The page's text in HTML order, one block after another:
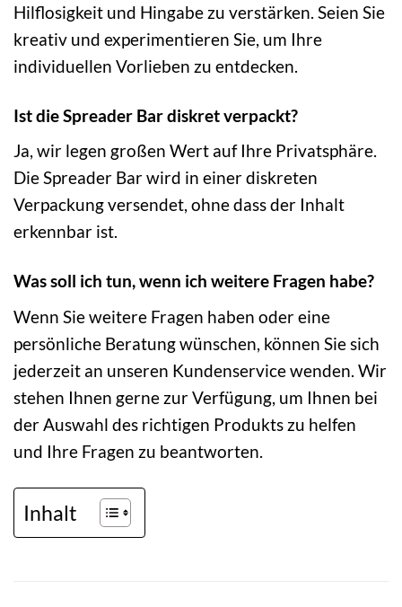
Hilflosigkeit und Hingabe zu verstärken. Seien Sie
kreativ und experimentieren Sie, um Ihre
individuellen Vorlieben zu entdecken.
Ist die Spreader Bar diskret verpackt?
Ja, wir legen großen Wert auf Ihre Privatsphäre.
Die Spreader Bar wird in einer diskreten
Verpackung versendet, ohne dass der Inhalt
erkennbar ist.
Was soll ich tun, wenn ich weitere Fragen habe?
Wenn Sie weitere Fragen haben oder eine
persönliche Beratung wünschen, können Sie sich
jederzeit an unseren Kundenservice wenden. Wir
stehen Ihnen gerne zur Verfügung, um Ihnen bei
der Auswahl des richtigen Produkts zu helfen
und Ihre Fragen zu beantworten.
Inhalt